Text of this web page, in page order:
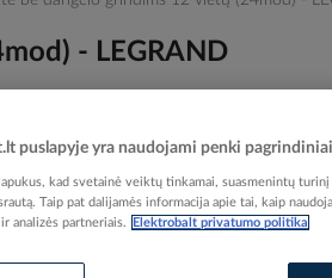
- LEGRAND
Elektrobalt
EAN kodas
puslapyje yra naudojami penki
kad svetainė veiktų tinkamai, suasmenintų
Taip pat dalijamės informacija apie tai, kaip
analizės partneriais.
Elektrobalt privatumo politika